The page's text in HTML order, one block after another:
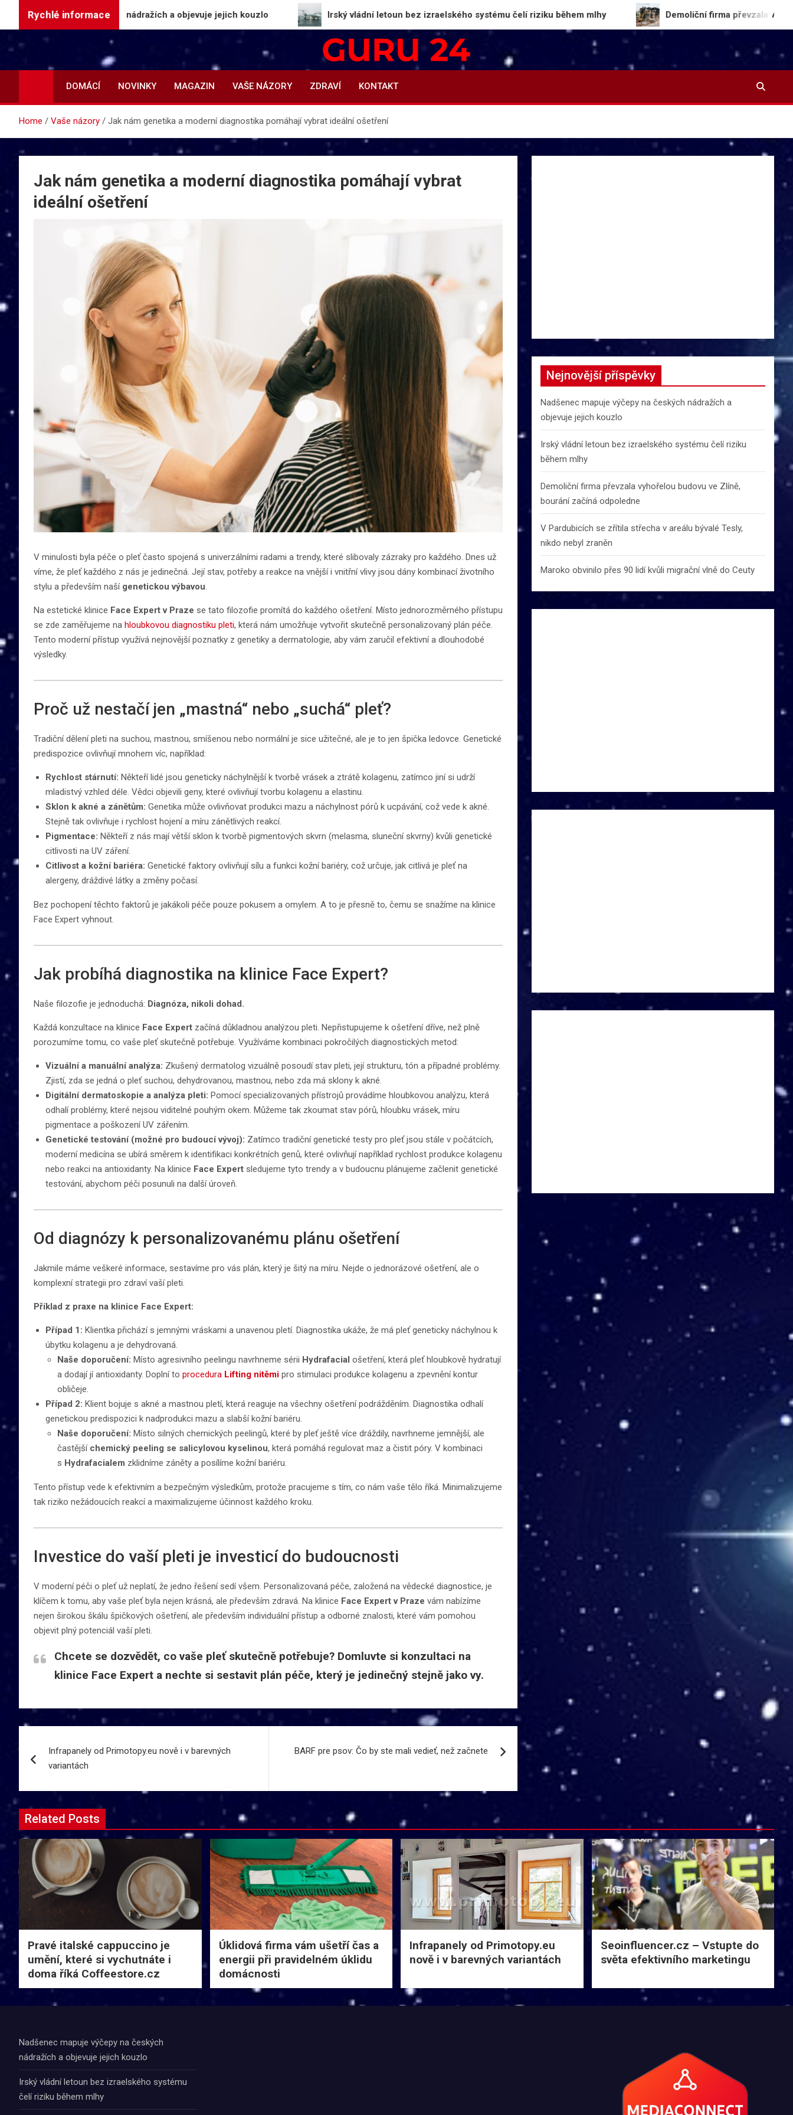
Rychlé informace
na českých nádražích a objevuje jejich kouzlo Irský vládní letoun bez izraelského systému čelí riziku během mlhy Demoliční firma převzala vyhořelou
Guru24.cz
Press relations a informace
DOMÁCÍ
NOVINKY MAGAZIN VAŠE NÁZORY ZDRAVÍ KONTAKT
Home Vaše názory Jak nám genetika a moderní diagnostika pomáhají vybrat ideální ošetření
Jak nám genetika a moderní diagnostika pomáhají vybrat
ideální ošetření
V minulosti byla péče o pleť často spojená s univerzálními radami a trendy, které slibovaly zázraky pro každého. Dnes už
víme, že pleť každého z nás je jedinečná. Její stav, potřeby a reakce na vnější i vnitřní vlivy jsou dány kombinací životního
stylu a především naší genetickou výbavou
Na estetické klinice Face Expert v Praze se tato filozofie promítá do každého ošetření. Místo jednorozměrného přístupu
se zde zaměřujeme na hloubkovou diagnostiku pleti, která nám umožňuje vytvořit skutečně personalizovaný plán péče.
Tento moderní přístup využívá nejnovější poznatky z genetiky a dermatologie, aby vám zaručil efektivní a dlouhodobé
výsledky.
Proč už nestačí jen „mastná“ nebo „suchá“ pleť?
Tradiční dělení pleti na suchou, mastnou, smíšenou nebo normální je sice užitečné, ale je to jen špička ledovce. Genetické
predispozice ovlivňují mnohem víc, například:
Rychlost stárnutí: Někteří lidé jsou geneticky náchylnější k tvorbě vrásek a ztrátě kolagenu, zatímco jiní si udrží
mladistvý vzhled déle. Vědci objevili geny, které ovlivňují tvorbu kolagenu a elastinu.
Sklon k akné a zánětům: Genetika může ovlivňovat produkci mazu a náchylnost pórů k ucpávání, což vede k akné.
Stejně tak ovlivňuje i rychlost hojení a míru zánětlivých reakcí.
Pigmentace: Někteří z nás mají větší sklon k tvorbě pigmentových skvrn (melasma, sluneční skvrny) kvůli genetické
citlivosti na UV záření.
Citlivost a kožní bariéra: Genetické faktory ovlivňují sílu a funkci kožní bariéry, což určuje, jak citlivá je pleť na
alergeny, dráždivé látky a změny počasí.
Bez pochopení těchto faktorů je jakákoli péče pouze pokusem a omylem. A to je přesně to, čemu se snažíme na klinice
Face Expert vyhnout.
Jak probíhá diagnostika na klinice Face Expert?
Naše filozofie je jednoduchá: Diagnóza, nikoli dohad.
Každá konzultace na klinice Face Expert začíná důkladnou analýzou pleti. Nepřistupujeme k ošetření dříve, než plně
porozumíme tomu, co vaše pleť skutečně potřebuje. Využíváme kombinaci pokročilých diagnostických metod:
Vizuální a manuální analýza: Zkušený dermatolog vizuálně posoudí stav pleti, její strukturu, tón a případné problémy.
Zjistí, zda se jedná o pleť suchou, dehydrovanou, mastnou, nebo zda má sklony k akné.
Digitální dermatoskopie a analýza pleti: Pomocí specializovaných přístrojů provádíme hloubkovou analýzu, která
odhalí problémy, které nejsou viditelné pouhým okem. Můžeme tak zkoumat stav pórů, hloubku vrásek, míru
pigmentace a poškození UV zářením.
Genetické testování (možné pro budoucí vývoj): Zatímco tradiční genetické testy pro pleť jsou stále v počátcích,
moderní medicína se ubírá směrem k identifikaci konkrétních genů, které ovlivňují například rychlost produkce kolagenu
nebo reakci na antioxidanty. Na klinice Face Expert sledujeme tyto trendy a v budoucnu plánujeme začlenit genetické
testování, abychom péči posunuli na další úroveň.
Od diagnózy k personalizovanému plánu ošetření
Jakmile máme veškeré informace, sestavíme pro vás plán, který je šitý na míru. Nejde o jednorázové ošetření, ale o
komplexní strategii pro zdraví vaší pleti.
Příklad z praxe na klinice Face Expert:
Případ 1: Klientka přichází s jemnými vráskami a unavenou pletí. Diagnostika ukáže, že má pleť geneticky náchylnou k
úbytku kolagenu a je dehydrovaná.
Naše doporučení: Místo agresivního peelingu navrhneme sérii Hydrafacial ošetření, která pleť hloubkově hydratují
a dodají jí antioxidanty. Doplní to procedura Lifting nitěmi pro stimulaci produkce kolagenu a zpevnění kontur
obličeje.
Případ 2: Klient bojuje s akné a mastnou pletí, která reaguje na všechny ošetření podrážděním. Diagnostika odhalí
genetickou predispozici k nadprodukci mazu a slabší kožní bariéru.
Naše doporučení: Místo silných chemických peelingů, které by pleť ještě více dráždily, navrhneme jemnější, ale
častější chemický peeling se salicylovou kyselinou, která pomáhá regulovat maz a čistit póry. V kombinaci
s Hydrafacialem zklidníme záněty a posílíme kožní bariéru.
Tento přístup vede k efektivním a bezpečným výsledkům, protože pracujeme s tím, co nám vaše tělo říká. Minimalizujeme
tak riziko nežádoucích reakcí a maximalizujeme účinnost každého kroku.
Investice do vaší pleti je investicí do budoucnosti
V moderní péči o pleť už neplatí, že jedno řešení sedí všem. Personalizovaná péče, založená na vědecké diagnostice, je
klíčem k tomu, aby vaše pleť byla nejen krásná, ale především zdravá. Na klinice Face Expert v Praze vám nabízíme
nejen širokou škálu špičkových ošetření, ale především individuální přístup a odborné znalosti, které vám pomohou
objevit plný potenciál vaší pleti.
Chcete se dozvědět, co vaše pleť skutečně potřebuje? Domluvte si konzultaci na
klinice Face Expert a nechte si sestavit plán péče, který je jedinečný stejně jako vy.
pro
příspěvek
Infrapanely od Primotopy.eu nově i v barevných
variantách
BARF pre psov: Čo by ste mali vedieť, než začnete
Nejnovější příspěvky
Nadšenec mapuje výčepy na českých nádražích a
objevuje jejich kouzlo
Irský vládní letoun bez izraelského systému čelí riziku
během mlhy
Demoliční firma převzala vyhořelou budovu ve Zlíně,
bourání začíná odpoledne
V Pardubicích se zřítila střecha v areálu bývalé Tesly,
nikdo nebyl zraněn
Maroko obvinilo přes 90 lidí kvůli migrační vlně do Ceuty
Related Posts
Pravé italské cappuccino je
umění, které si vychutnáte i
doma říká Coffeestore.cz
Úklidová firma vám ušetří čas a
energii při pravidelném úklidu
domácnosti
Infrapanely od Primotopy.eu
nově i v barevných variantách
Seoinfluencer.cz – Vstupte do
světa efektivního marketingu
Nadšenec mapuje výčepy na českých
nádražích a objevuje jejich kouzlo
Irský vládní letoun bez izraelského systému
čelí riziku během mlhy